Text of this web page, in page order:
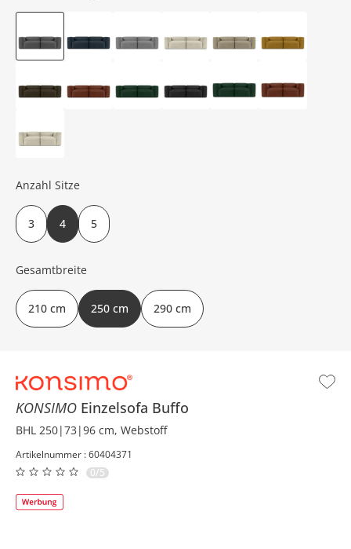
KONSIMO Einzelsofa Buffo
BHL 250|73|96 cm, Webstoff
Artikelnummer : 60404371
0/5
Anzahl Sitze
3 4 5
Gesamtbreite
210 cm 250 cm 290 cm